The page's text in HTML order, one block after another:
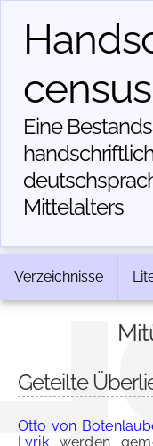
census
Eine
Mittelalters
Verzeichnisse
Geteilte
Otto von
Lyrikwerden